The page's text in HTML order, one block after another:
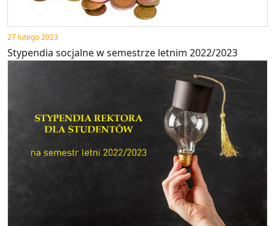
27 lutego 2023
Stypendia socjalne w semestrze letnim 2022/2023